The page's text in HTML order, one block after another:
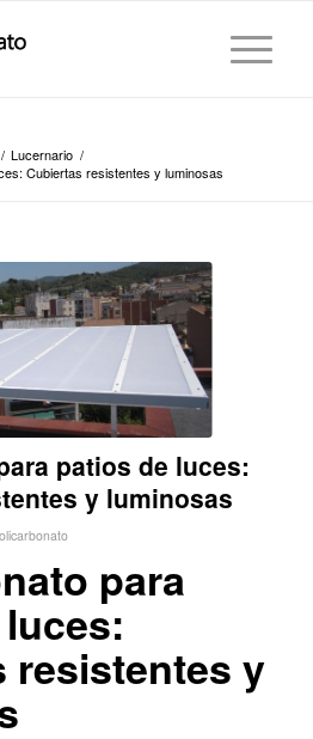
/ Lucernario /
Cubiertas resistentes y luminosas
patios de luces:
y luminosas
para
resistentes y